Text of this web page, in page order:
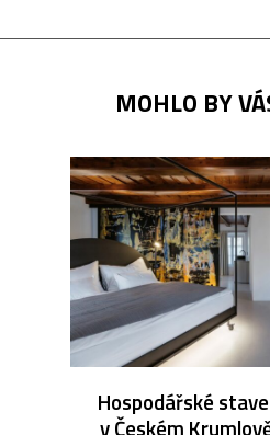
MOHLO BY
Hospodářské
v Českém